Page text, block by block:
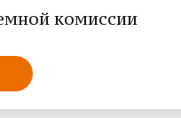
комиссии